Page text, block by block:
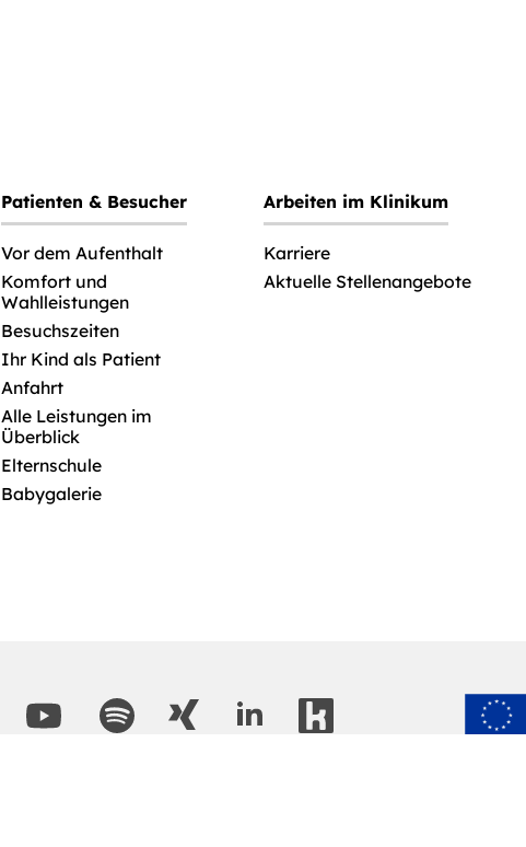
Patienten & Besucher
Vor dem Aufenthalt
Komfort und
Wahlleistungen
Besuchszeiten
Ihr Kind als Patient
Anfahrt
Alle Leistungen im
Überblick
Elternschule
Babygalerie
Arbeiten im Klinikum
Karriere
Aktuelle Stellenangebote